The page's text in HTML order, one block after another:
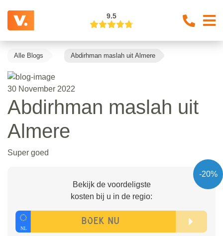
9.5
Alle Blogs Abdirhman maslah uit Almere
30 November 2022
Abdirhman maslah uit
Almere
Super goed
-20%
Bekijk de voordeligste
kosten bij u in de regio: